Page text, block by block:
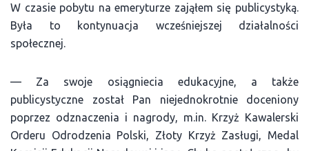
W czasie pobytu na emeryturze zająłem się publicystyką.
Była to kontynuacja wcześniejszej działalności
społecznej.
— Za swoje osiągniecia edukacyjne, a także
publicystyczne został Pan niejednokrotnie doceniony
poprzez odznaczenia i nagrody, m.in. Krzyż Kawalerski
Orderu Odrodzenia Polski, Złoty Krzyż Zasługi, Medal